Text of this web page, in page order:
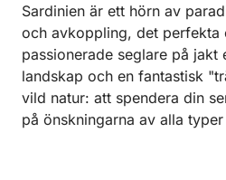
Sardinien är ett hörn av
och avkoppling, det perfekta
passionerade seglare på jakt
landskap och en fantastisk
vild natur: att spendera din
på önskningarna av alla